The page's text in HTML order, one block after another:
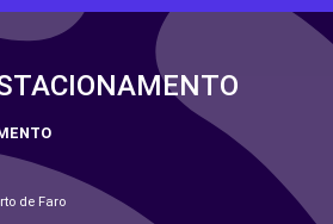
de Faro